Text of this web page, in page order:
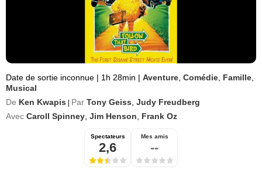
Date de sortie inconnue | 1h 28min | Aventure Comédie Famille
Musical
De Ken Kwapis Par Tony Geiss Judy Freudberg
Avec Caroll Spinney Jim Henson Frank Oz
Spectateurs
2,6
Mes amis
--